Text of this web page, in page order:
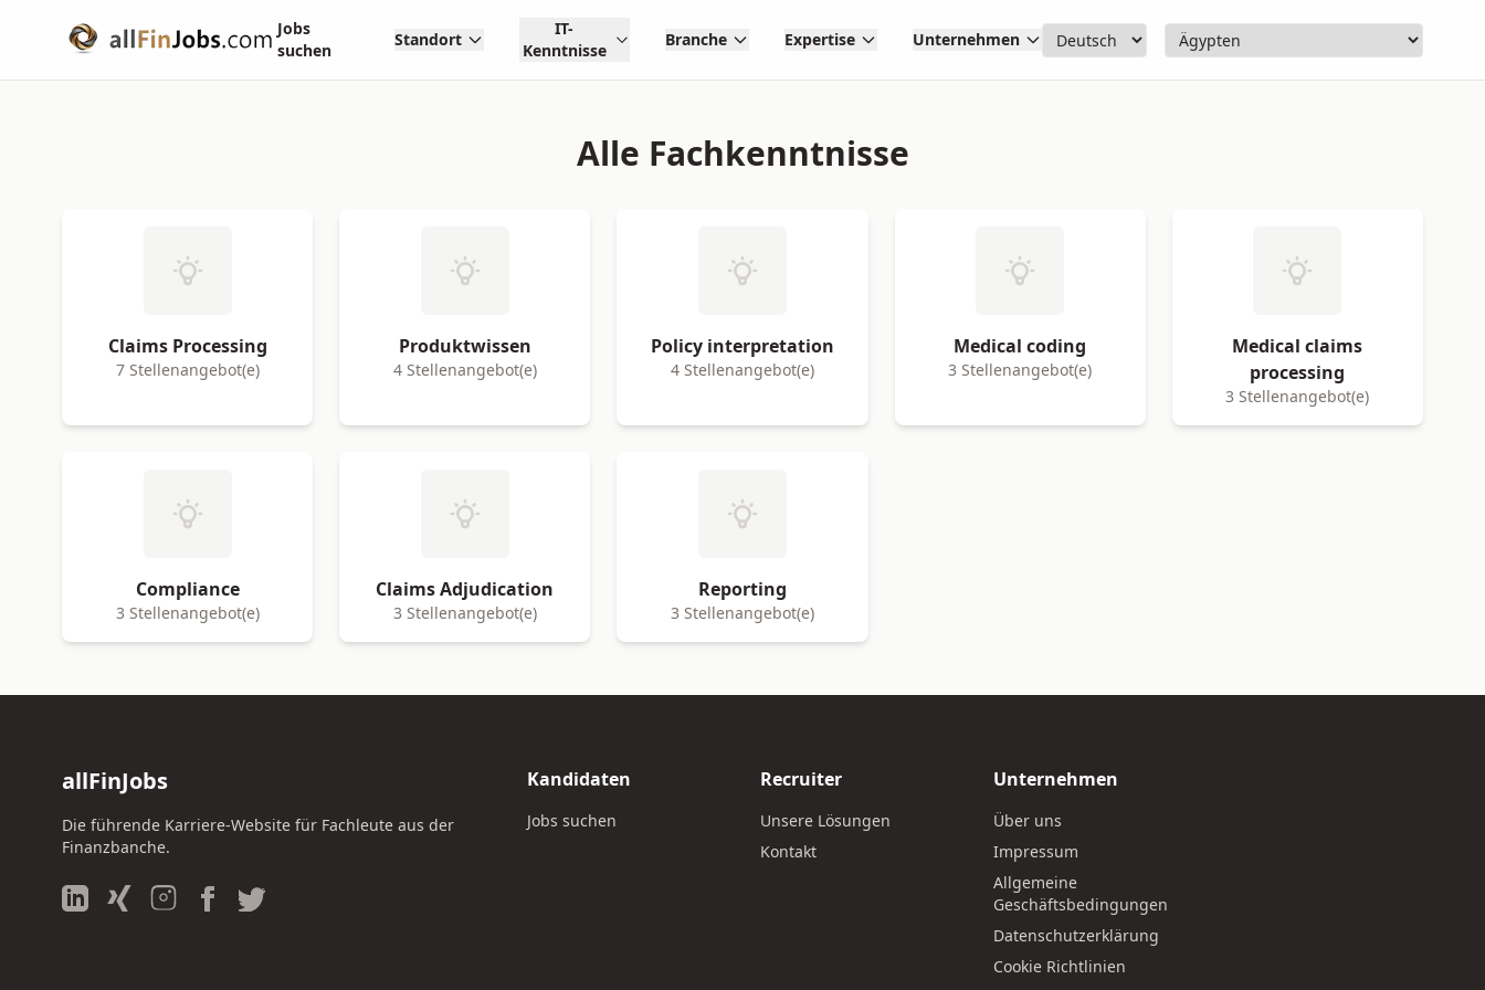
Jobs
suchen
Standort
IT-
Kenntnisse
Branche Expertise Unternehmen
Alle Fachkenntnisse
Claims Processing
7 Stellenangebot(e)
Produktwissen
4 Stellenangebot(e)
Policy interpretation
4 Stellenangebot(e)
Medical coding
3 Stellenangebot(e)
Medical claims
processing
3 Stellenangebot(e)
Compliance
3 Stellenangebot(e)
Claims Adjudication
3 Stellenangebot(e)
Reporting
3 Stellenangebot(e)
allFinJobs
Die führende Karriere-Website für Fachleute aus der
Finanzbanche.
Kandidaten
Jobs suchen
Recruiter
Unsere Lösungen
Kontakt
Unternehmen
Über uns
Impressum
Allgemeine
Geschäftsbedingungen
Datenschutzerklärung
Cookie Richtlinien